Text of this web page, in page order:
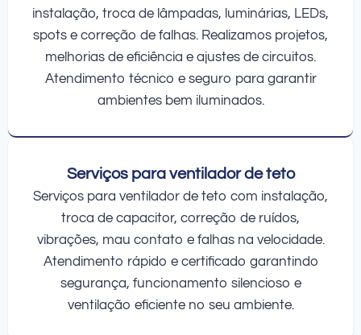
instalação, troca de lâmpadas, luminárias, LEDs,
spots e correção de falhas. Realizamos projetos,
melhorias de eficiência e ajustes de circuitos.
Atendimento técnico e seguro para garantir
ambientes bem iluminados.
Serviços para ventilador de teto
Serviços para ventilador de teto com instalação,
troca de capacitor, correção de ruídos,
vibrações, mau contato e falhas na velocidade.
Atendimento rápido e certificado garantindo
segurança, funcionamento silencioso e
ventilação eficiente no seu ambiente.